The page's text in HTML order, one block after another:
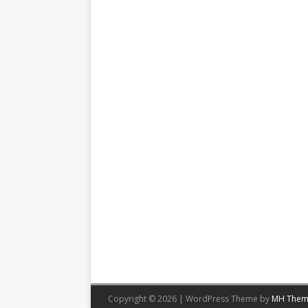
Copyright © 2026 | WordPress Theme by MH